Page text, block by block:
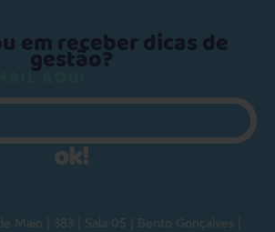
em receber dicas de
gestão?
ok!
Maio | 383 | Sala 05 | Bento Gonçalves |